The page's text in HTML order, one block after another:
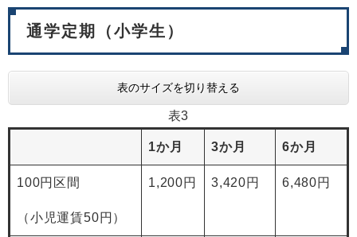
通学定期（小学生）
表のサイズを切り替える
表3
1か月 3か月 6か月
100円区間
（小児運賃50円）
1,200円 3,420円 6,480円